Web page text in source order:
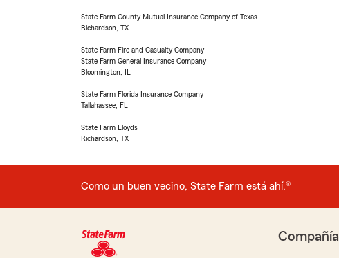
State Farm County Mutual Insurance Company of Texas
Richardson, TX
State Farm Fire and Casualty Company
State Farm General Insurance Company
Bloomington, IL
State Farm Florida Insurance Company
Tallahassee, FL
State Farm Lloyds
Richardson, TX
Como un buen vecino, State Farm está ahí.®
Compañía